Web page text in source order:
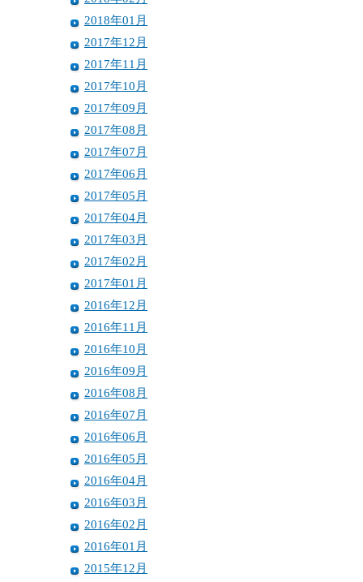
2018年01月
2017年12月
2017年11月
2017年10月
2017年09月
2017年08月
2017年07月
2017年06月
2017年05月
2017年04月
2017年03月
2017年02月
2017年01月
2016年12月
2016年11月
2016年10月
2016年09月
2016年08月
2016年07月
2016年06月
2016年05月
2016年04月
2016年03月
2016年02月
2016年01月
2015年12月